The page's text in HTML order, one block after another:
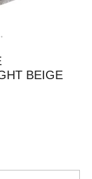
BEIGE